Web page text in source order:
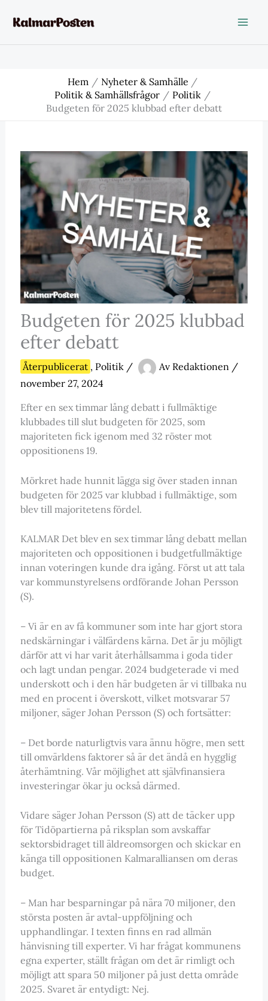
Hem
Nyheter & Samhälle
Politik & Samhällsfrågor
Politik
Budgeten för 2025 klubbad efter debatt
Budgeten för 2025 klubbad
efter debatt
Återpublicerat , Politik/ Av Redaktionen /
november 27, 2024
Efter en sex timmar lång debatt i fullmäktige
klubbades till slut budgeten för 2025, som
majoriteten fick igenom med 32 röster mot
oppositionens 19.
Mörkret hade hunnit lägga sig över staden innan
budgeten för 2025 var klubbad i fullmäktige, som
blev till majoritetens fördel.
KALMAR Det blev en sex timmar lång debatt mellan
majoriteten och oppositionen i budgetfullmäktige
innan voteringen kunde dra igång. Först ut att tala
var kommunstyrelsens ordförande Johan Persson
(S).
– Vi är en av få kommuner som inte har gjort stora
nedskärningar i välfärdens kärna. Det är ju möjligt
därför att vi har varit återhållsamma i goda tider
och lagt undan pengar. 2024 budgeterade vi med
underskott och i den här budgeten är vi tillbaka nu
med en procent i överskott, vilket motsvarar 57
miljoner, säger Johan Persson (S) och fortsätter:
– Det borde naturligtvis vara ännu högre, men sett
till omvärldens faktorer så är det ändå en hygglig
återhämtning. Vår möjlighet att självfinansiera
investeringar ökar ju också därmed.
Vidare säger Johan Persson (S) att de täcker upp
för Tidöpartierna på riksplan som avskaffar
sektorsbidraget till äldreomsorgen och skickar en
känga till oppositionen Kalmaralliansen om deras
budget.
– Man har besparningar på nära 70 miljoner, den
största posten är avtal-uppföljning och
upphandlingar. I texten finns en rad allmän
hänvisning till experter. Vi har frågat kommunens
egna experter, ställt frågan om det är rimligt och
möjligt att spara 50 miljoner på just detta område
2025. Svaret är entydigt: Nej.